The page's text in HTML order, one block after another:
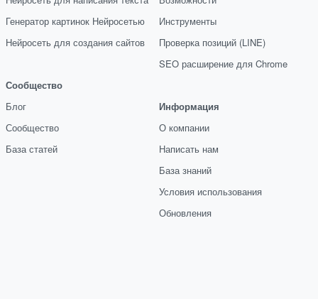
Генератор картинок Нейросетью
Нейросеть для создания сайтов
Сообщество
Блог
Сообщество
База статей
Инструменты
Проверка позиций (LINE)
SEO расширение для Chrome
Информация
О компании
Написать нам
База знаний
Условия использования
Обновления